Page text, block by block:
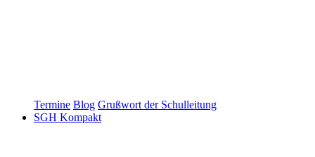
Termine Blog Grußwort der Schulleitung
SGH Kompakt